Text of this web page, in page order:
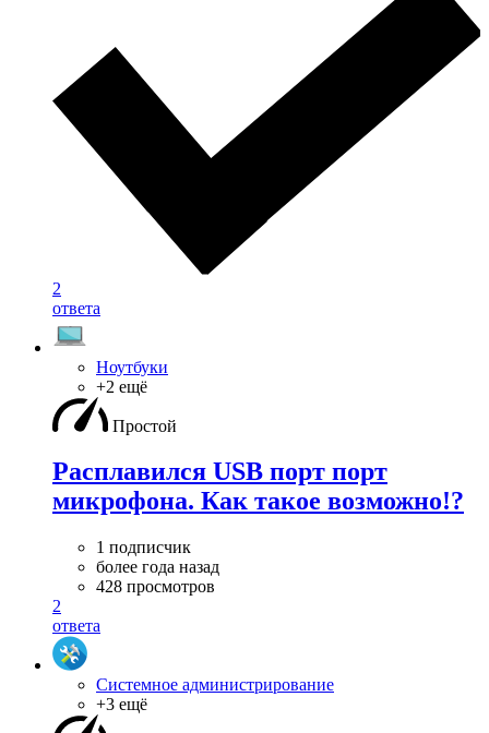
2
ответа
Ноутбуки
+2 ещё
Простой
Расплавился USB порт порт
микрофона. Как такое возможно!?
1 подписчик
более года назад
428 просмотров
2
ответа
Системное администрирование
+3 ещё